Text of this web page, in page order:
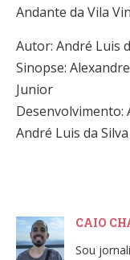
Andante da Vila
Autor: André Luis
Sinopse:
Junior
Desenvolvimento:
André Luis da
CAIO
Sou